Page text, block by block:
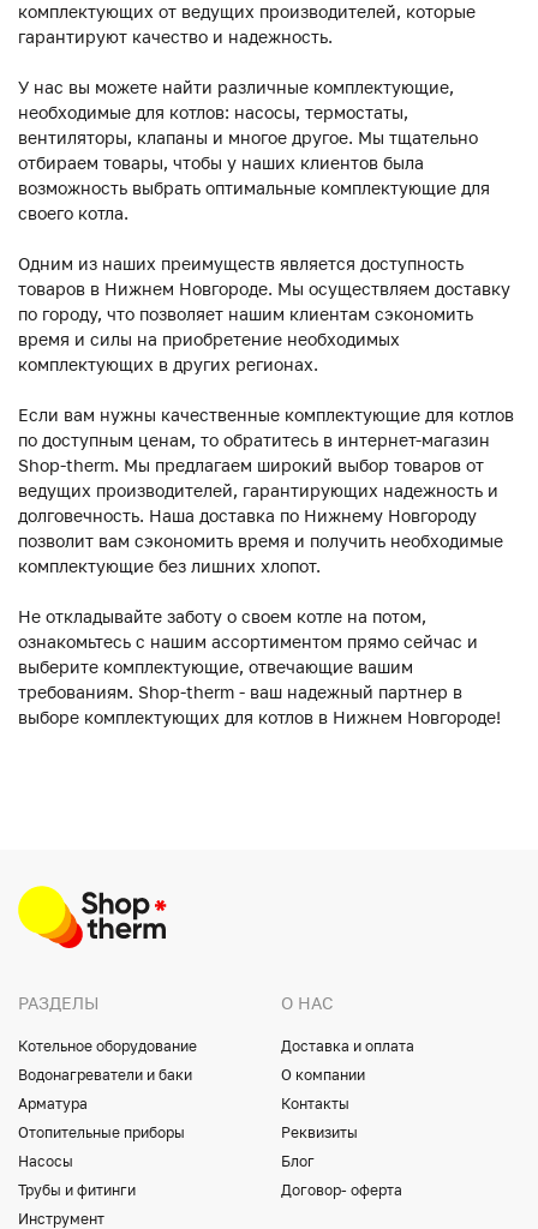
комплектующих от ведущих производителей, которые
гарантируют качество и надежность.
У нас вы можете найти различные комплектующие,
необходимые для котлов: насосы, термостаты,
вентиляторы, клапаны и многое другое. Мы тщательно
отбираем товары, чтобы у наших клиентов была
возможность выбрать оптимальные комплектующие для
своего котла.
Одним из наших преимуществ является доступность
товаров в Нижнем Новгороде. Мы осуществляем доставку
по городу, что позволяет нашим клиентам сэкономить
время и силы на приобретение необходимых
комплектующих в других регионах.
Если вам нужны качественные комплектующие для котлов
по доступным ценам, то обратитесь в интернет-магазин
Shop-therm. Мы предлагаем широкий выбор товаров от
ведущих производителей, гарантирующих надежность и
долговечность. Наша доставка по Нижнему Новгороду
позволит вам сэкономить время и получить необходимые
комплектующие без лишних хлопот.
Не откладывайте заботу о своем котле на потом,
ознакомьтесь с нашим ассортиментом прямо сейчас и
выберите комплектующие, отвечающие вашим
требованиям. Shop-therm - ваш надежный партнер в
выборе комплектующих для котлов в Нижнем Новгороде!
РАЗДЕЛЫ
Котельное оборудование
Водонагреватели и баки
Арматура
Отопительные приборы
Насосы
Трубы и фитинги
Инструмент
О НАС
Доставка и оплата
О компании
Контакты
Реквизиты
Блог
Договор- оферта